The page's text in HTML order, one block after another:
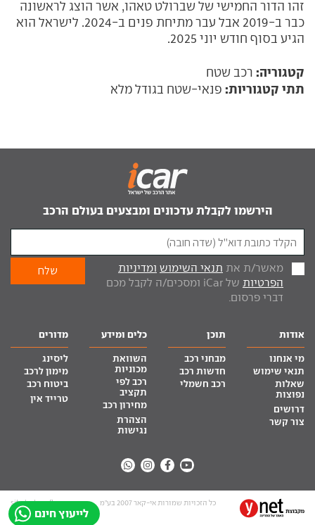
זהו הדור החמישי של שברולט טאהו, אשר הוצג לראשונה
כבר ב-2019 אבל עבר מתיחת פנים ב-2024. לישראל הוא
הגיע בסוף חודש יוני 2025.
קטגוריה: רכב שטח
תתי קטגוריות: פנאי-שטח בגודל מלא
לייעוץ חינם
הירשמו לקבלת עדכונים ומבצעים בעולם הרכב
מאשר/ת את תנאי השימוש ומדיניות
הפרטיות
של iCar ומסכים/ה לקבל מכם
דברי פרסום.
אודות
מי אנחנו
תנאי שימוש
שאלות
נפוצות
דרושים
צור קשר
תוכן
מבחני רכב
חדשות רכב
רכב חשמלי
כלים ומידע
השוואת
מכוניות
רכב לפי
תקציב
מחירון רכב
הצהרת
נגישות
מדורים
ליסינג
מימון לרכב
ביטוח רכב
טרייד אין
כל הזכויות שמורות אי-קאר 2007 בע”מ site by tq.soft